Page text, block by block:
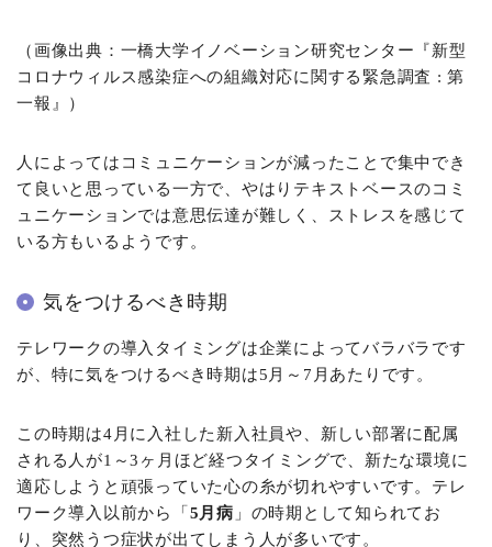
（画像出典：一橋大学イノベーション研究センター『新型
コロナウィルス感染症への組織対応に関する緊急調査 : 第
一報 』）
人によってはコミュニケーションが減ったことで集中でき
て良いと思っている一方で、やはりテキストベースのコミ
ュニケーションでは意思伝達が難しく、ストレスを感じて
いる方もいるようです。
気をつけるべき時期
テレワークの導入タイミングは企業によってバラバラです
が、特に気をつけるべき時期は5月～7月あたりです。
この時期は4月に入社した新入社員や、新しい部署に配属
される人が1～3ヶ月ほど経つタイミングで、新たな環境に
適応しようと頑張っていた心の糸が切れやすいです。テレ
ワーク導入以前から「 5月病 」の時期として知られてお
り、突然うつ症状が出てしまう人が多いです。